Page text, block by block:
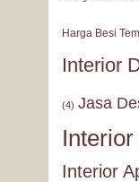
Harga Besi
Interior
(4) Jasa
Interior
Interior